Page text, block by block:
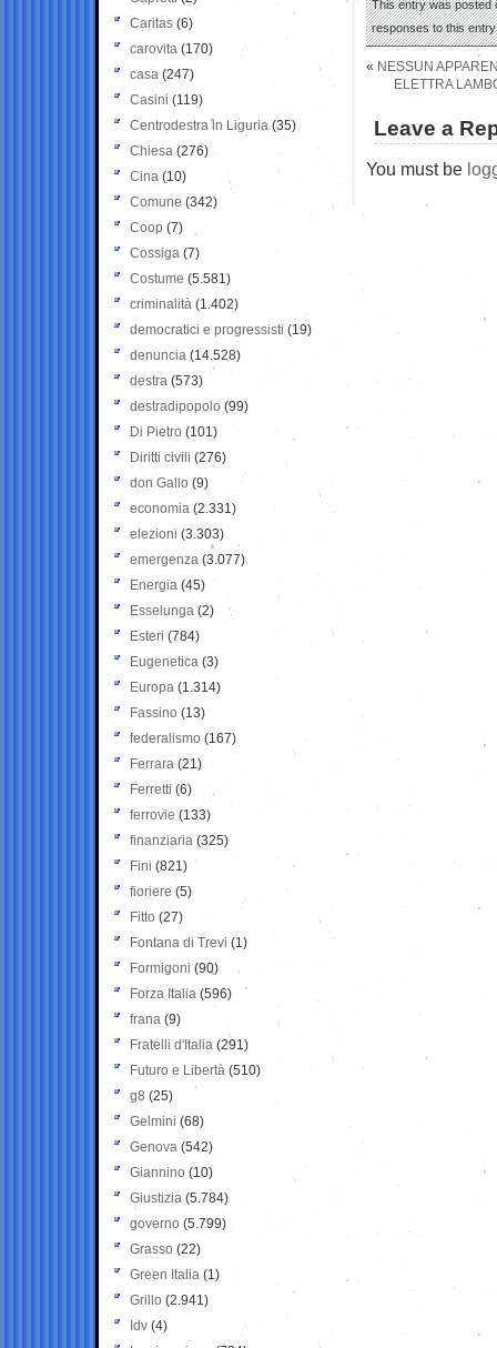
This entry was posted
responses to this
« NESSUN
ELETTRA
Leave a
You must be
Caritas (6)
carovita (170)
casa (247)
Casini (119)
Centrodestra in Liguria (35)
Chiesa (276)
Cina (10)
Comune (342)
Coop (7)
Cossiga (7)
Costume (5.581)
criminalità (1.402)
democratici e progressisti (19)
denuncia (14.528)
destra (573)
destradipopolo (99)
Di Pietro (101)
Diritti civili (276)
don Gallo (9)
economia (2.331)
elezioni (3.303)
emergenza (3.077)
Energia (45)
Esselunga (2)
Esteri (784)
Eugenetica (3)
Europa (1.314)
Fassino (13)
federalismo (167)
Ferrara (21)
Ferretti (6)
ferrovie (133)
finanziaria (325)
Fini (821)
fioriere (5)
Fitto (27)
Fontana di Trevi (1)
Formigoni (90)
Forza Italia (596)
frana (9)
Fratelli d'Italia (291)
Futuro e Libertà (510)
g8 (25)
Gelmini (68)
Genova (542)
Giannino (10)
Giustizia (5.784)
governo (5.799)
Grasso (22)
Green Italia (1)
Grillo (2.941)
Idv (4)